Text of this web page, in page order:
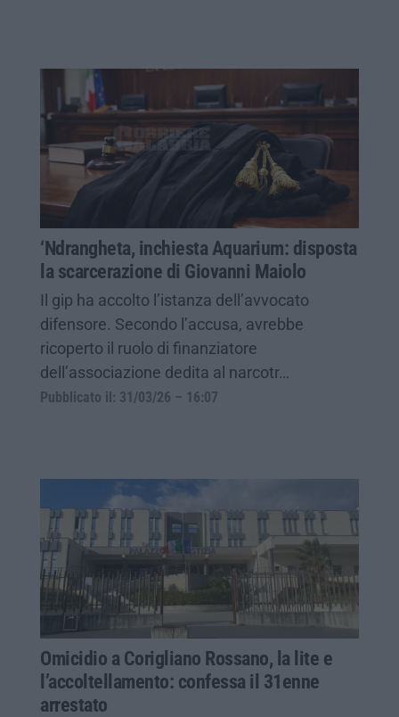
‘Ndrangheta, inchiesta Aquarium: disposta
la scarcerazione di Giovanni Maiolo
Il gip ha accolto l’istanza dell’avvocato
difensore. Secondo l’accusa, avrebbe
ricoperto il ruolo di finanziatore
dell’associazione dedita al narcotr…
Pubblicato il: 31/03/26 – 16:07
Omicidio a Corigliano Rossano, la lite e
l’accoltellamento: confessa il 31enne
arrestato